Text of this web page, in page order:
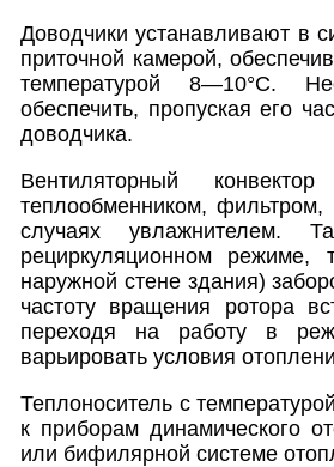
Доводчики устанавливают в
приточной камерой,
температурой 8—10°С.
обеспечить, пропуская его
доводчика.
Вентиляторный
теплообменником, фильтром,
случаях увлажнителем.
рециркуляционном
наружной стене здания)
частоту вращения ротора
переходя на работу в
варьировать условия
Теплоноситель с
к приборам динамического
или бифилярной системе